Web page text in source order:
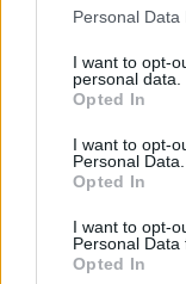
Please note that
not limited to your
grant or deny
use your data for
consent section.
Personal
I want to opt-
personal data.
Opted In
I want to opt-
Personal Data.
Opted In
I want to opt-
Personal Data
Opted In
zenehallgatás
nem vagyok
sokat ültem az
Vivaldit. Főleg
Kedvenc műved
Kedvenc művem
hallgatom.